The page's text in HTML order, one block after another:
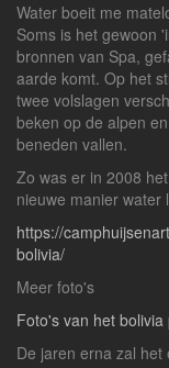
Water boeit me
Soms is het gewoon
bronnen van Spa,
aarde komt. Op het
twee volslagen
beken op de alpen
beneden vallen.
Zo was er in 2008
nieuwe manier water
https://
bolivia/
Meer foto's
Foto's van het bolivia
De jaren erna zal